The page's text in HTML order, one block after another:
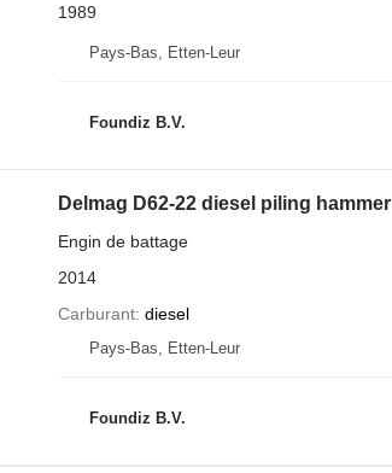
1989
Pays-Bas, Etten-Leur
Foundiz B.V.
Delmag D62-22 diesel piling hammer
Engin de battage
2014
Carburant diesel
Pays-Bas, Etten-Leur
Foundiz B.V.